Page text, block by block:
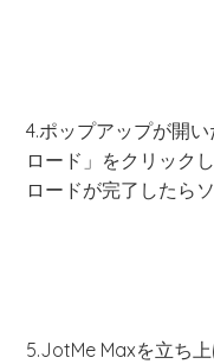
4.ポップアップが開
ロード」をクリック
ロードが完了したら
5.JotMe Maxを立ち